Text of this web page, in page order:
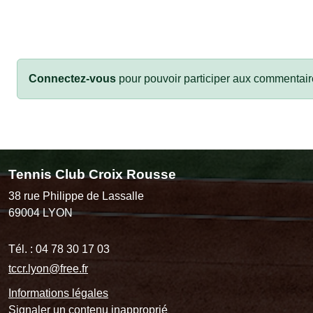
Connectez-vous pour pouvoir participer aux
Tennis Club Croix Rousse
38 rue Philippe de Lassalle
69004 LYON
Tél. : 04 78 30 17 03
tccr.lyon@free.fr
Informations légales
Signaler un contenu inapproprié